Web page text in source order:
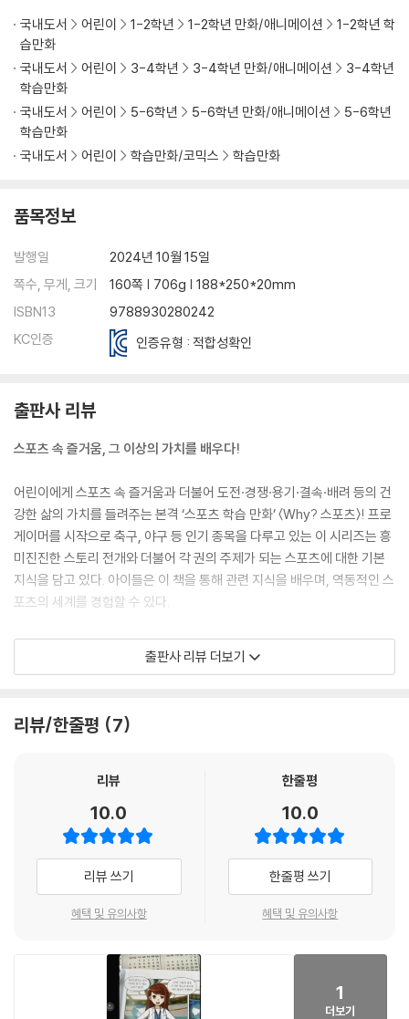
국내도서 어린이 1-2학년 1-2학년 만화/애니메이션
1-2학년 학
습만화
국내도서
어린이 3-4학년 3-4학년 만화/애니메이션
3-4학년
학습만화
국내도서
어린이 5-6학년 5-6학년 만화/애니메이션
5-6학년
학습만화
국내도서
어린이 학습만화/코믹스 학습만화
품목정보
발행일
2024년 10월 15일
쪽수, 무게, 크기
160쪽 | 706g | 188*250*20mm
ISBN13
9788930280242
KC인증
인증유형 : 적합성확인
출판사 리뷰
스포츠 속 즐거움, 그 이상의 가치를 배우다!
어린이에게 스포츠 속 즐거움과 더불어 도전·경쟁·용기·결속·배려 등의 건
강한 삶의 가치를 들려주는 본격 ‘스포츠 학습 만화’ 〈Why? 스포츠〉! 프로
게이머를 시작으로 축구, 야구 등 인기 종목을 다루고 있는 이 시리즈는 흥
미진진한 스토리 전개와 더불어 각 권의 주제가 되는 스포츠에 대한 기본
지식을 담고 있다. 아이들은 이 책을 통해 관련 지식을 배우며, 역동적인 스
포츠의 세계를 경험할 수 있다.
〈Why? 스포츠〉의 네 번째 이야기, 배구
B)을 비롯한 많은 국제 단체에서 다양한 대회를 개최하고 있다.
배구는 빠른 속도와 화려한 기술, 전략적인 플레이를 가능하게 하는 스포
진행된다. 네트를 사이에 두고 경기해 몸싸움이 없는 대신, 공이 공중에 떠
있는 짧은 순간에 여러가지 전략이 펼쳐진다. 이를 가능하게 하는 것이 바
로 배구의 화려한 기술들이다.
〈Why? 스포츠 배구〉는 토리와 난새, 이로가 펼치는 열정 가득한 배구 이
게임 속에서 벌어지는 몰입감 있는 스토리로 배구 선수가 되기 위해 갖춰
야 할 마음가짐과 필요한 기술들을 생생하게 그려 냈다. 또한 책 말미에 배
구에 관한 상식을 따로 실어 배구의 기본기를 쉽게 이해할 수 있도록 구성
출판사 리뷰 더보기
리뷰/한줄평 7
리뷰
10.0
리뷰 쓰기
혜택 및 유의사항
한줄평
10.0
한줄평 쓰기
혜택 및 유의사항
1
더보기